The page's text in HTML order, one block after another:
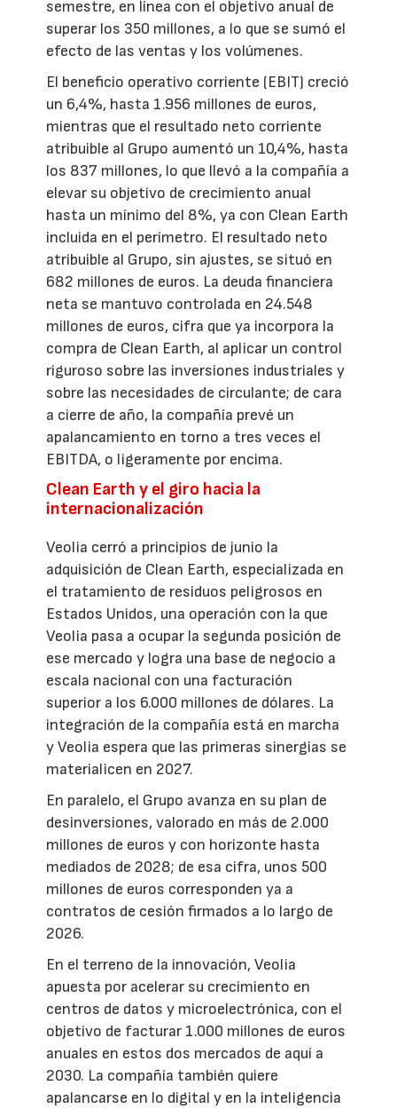
semestre, en línea con el objetivo anual de
superar los 350 millones, a lo que se sumó el
efecto de las ventas y los volúmenes.
El beneficio operativo corriente (EBIT) creció
un 6,4%, hasta 1.956 millones de euros,
mientras que el resultado neto corriente
atribuible al Grupo aumentó un 10,4%, hasta
los 837 millones, lo que llevó a la compañía a
elevar su objetivo de crecimiento anual
hasta un mínimo del 8%, ya con Clean Earth
incluida en el perímetro. El resultado neto
atribuible al Grupo, sin ajustes, se situó en
682 millones de euros. La deuda financiera
neta se mantuvo controlada en 24.548
millones de euros, cifra que ya incorpora la
compra de Clean Earth, al aplicar un control
riguroso sobre las inversiones industriales y
sobre las necesidades de circulante; de cara
a cierre de año, la compañía prevé un
apalancamiento en torno a tres veces el
EBITDA, o ligeramente por encima.
Clean Earth y el giro hacia la
internacionalización
Veolia cerró a principios de junio la
adquisición de Clean Earth, especializada en
el tratamiento de residuos peligrosos en
Estados Unidos, una operación con la que
Veolia pasa a ocupar la segunda posición de
ese mercado y logra una base de negocio a
escala nacional con una facturación
superior a los 6.000 millones de dólares. La
integración de la compañía está en marcha
y Veolia espera que las primeras sinergias se
materialicen en 2027.
En paralelo, el Grupo avanza en su plan de
desinversiones, valorado en más de 2.000
millones de euros y con horizonte hasta
mediados de 2028; de esa cifra, unos 500
millones de euros corresponden ya a
contratos de cesión firmados a lo largo de
2026.
En el terreno de la innovación, Veolia
apuesta por acelerar su crecimiento en
centros de datos y microelectrónica, con el
objetivo de facturar 1.000 millones de euros
anuales en estos dos mercados de aquí a
2030. La compañía también quiere
apalancarse en lo digital y en la inteligencia